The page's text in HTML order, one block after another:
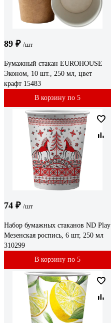
89 ₽ /шт
Бумажный стакан EUROHOUSE
Эконом, 10 шт., 250 мл, цвет
крафт 15483
В корзину по 5
74 ₽ /шт
Набор бумажных стаканов ND Play
Мезенская роспись, 6 шт, 250 мл
310299
В корзину по 5